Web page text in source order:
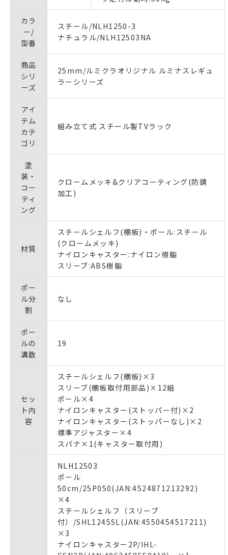
カラ
ー/
型番
スチール/NLH1250-3
ナチュラル/NLH12503NA
商品
シリ
ーズ
25mm/ルミクラオリジナル ルミナスレギュ
ラーシリーズ
アイ
テム
カテ
ゴリ
組み立て式 スチール製TVラック
塗
装・
コー
ティ
ング
クロームメッキ&クリアコーティング(防錆
加工)
材質
スチールシェルフ(棚板)・ポール:スチール
(クロームメッキ)
ナイロンキャスター:ナイロン樹脂
スリーブ:ABS樹脂
ポー
ル分
割
なし
ポー
ルの
溝数
19
セッ
ト内
容
スチールシェルフ(棚板)×3
スリーブ(棚板取付用部品)×12組
ポール×4
ナイロンキャスター(ストッパー付)×2
ナイロンキャスター(ストッパーなし)×2
標準アジャスター×4
スパナ×1(キャスター取付用)
NLH12503
ポール
50cm/25P050(JAN:4524871213292)
×4
スチールシェルフ（スリーブ
付）/SHL1245SL(JAN:4550454517211)
×3
ナイロンキャスター2P/IHL-